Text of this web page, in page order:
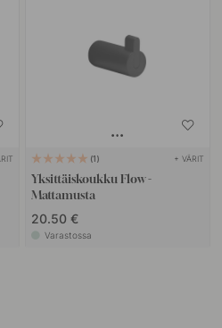
1 + VÄRIT
Yksittäiskoukku Flow -
Mattamusta
20.50 €
Varastossa